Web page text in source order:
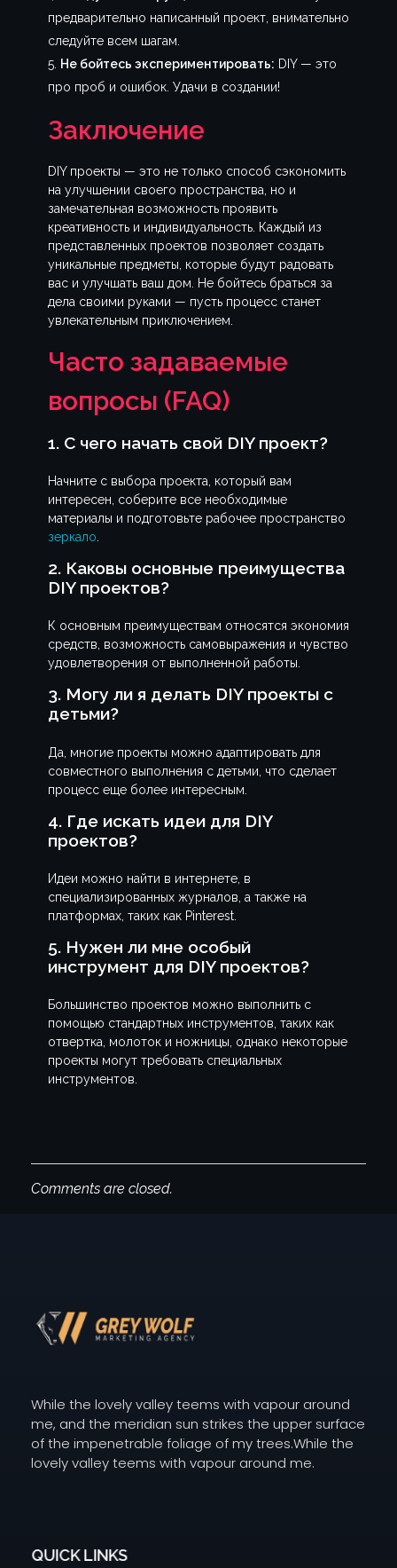
предварительно написанный проект, внимательно
следуйте всем шагам.
Не бойтесь экспериментировать: DIY — это
про проб и ошибок. Удачи в создании!
Заключение
DIY проекты — это не только способ сэкономить
на улучшении своего пространства, но и
замечательная возможность проявить
креативность и индивидуальность. Каждый из
представленных проектов позволяет создать
уникальные предметы, которые будут радовать
вас и улучшать ваш дом. Не бойтесь браться за
дела своими руками — пусть процесс станет
увлекательным приключением.
Часто задаваемые
вопросы (FAQ)
1. С чего начать свой DIY проект?
Начните с выбора проекта, который вам
интересен, соберите все необходимые
материалы и подготовьте рабочее пространство
зеркало
2. Каковы основные преимущества
DIY проектов?
К основным преимуществам относятся экономия
средств, возможность самовыражения и чувство
удовлетворения от выполненной работы.
3. Могу ли я делать DIY проекты с
детьми?
Да, многие проекты можно адаптировать для
совместного выполнения с детьми, что сделает
процесс еще более интересным.
4. Где искать идеи для DIY
проектов?
Идеи можно найти в интернете, в
специализированных журналов, а также на
платформах, таких как Pinterest.
5. Нужен ли мне особый
инструмент для DIY проектов?
Большинство проектов можно выполнить с
помощью стандартных инструментов, таких как
отвертка, молоток и ножницы, однако некоторые
проекты могут требовать специальных
инструментов.
Comments are closed.
While the lovely valley teems with vapour around
me, and the meridian sun strikes the upper surface
of the impenetrable foliage of my trees.While the
lovely valley teems with vapour around me.
QUICK LINKS